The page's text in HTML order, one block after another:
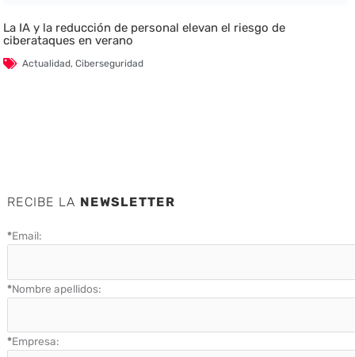
La IA y la reducción de personal elevan el riesgo de
ciberataques en verano
Actualidad,Ciberseguridad
RECIBE LA NEWSLETTER
*Email:
*Nombre apellidos:
*Empresa: